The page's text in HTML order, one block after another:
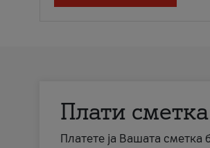
Плати сметка
Платете ја Вашата сметка